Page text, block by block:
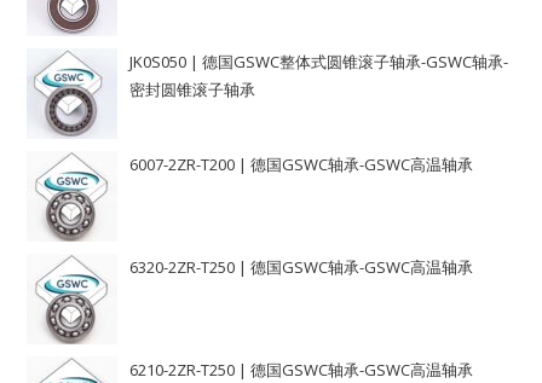
JK0S050 | 德国GSWC整体式圆锥滚子轴承-GSWC轴承-
密封圆锥滚子轴承
6007-2ZR-T200 | 德国GSWC轴承-GSWC高温轴承
6320-2ZR-T250 | 德国GSWC轴承-GSWC高温轴承
6210-2ZR-T250 | 德国GSWC轴承-GSWC高温轴承